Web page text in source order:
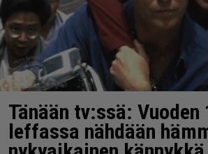
Tänään tv:ssä: Vuoden
leffassa nähdään